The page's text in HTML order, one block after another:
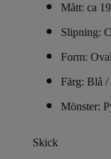
Mått: ca
Slipning:
Form: Oval
Färg: Blå /
Mönster:
Skick